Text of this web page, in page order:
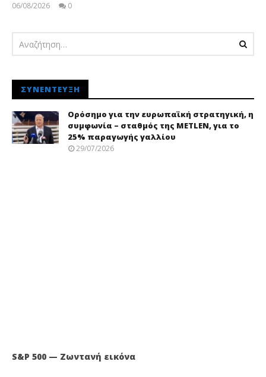
06/08/2026
0
ΣΥΝΈΝΤΕΥΞΗ
Ορόσημο για την ευρωπαϊκή στρατηγική, η
συμφωνία – σταθμός της METLEN, για το
25% παραγωγής γαλλίου
29/07/2026
S&P 500 — Ζωντανή εικόνα